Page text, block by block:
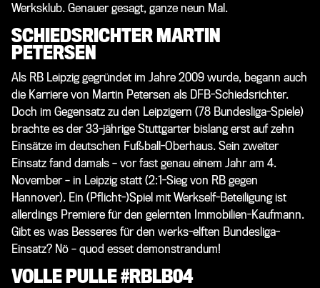
Werksklub. Genauer gesagt, ganze neun Mal.
SCHIEDSRICHTER MARTIN
PETERSEN
Als RB Leipzig gegründet im Jahre 2009 wurde, begann auch
die Karriere von Martin Petersen als DFB-Schiedsrichter.
Doch im Gegensatz zu den Leipzigern (78 Bundesliga-Spiele)
brachte es der 33-jährige Stuttgarter bislang erst auf zehn
Einsätze im deutschen Fußball-Oberhaus. Sein zweiter
Einsatz fand damals – vor fast genau einem Jahr am 4.
November – in Leipzig statt (2:1-Sieg von RB gegen
Hannover). Ein (Pflicht-)Spiel mit Werkself-Beteiligung ist
allerdings Premiere für den gelernten Immobilien-Kaufmann.
Gibt es was Besseres für den werks-elften Bundesliga-
Einsatz? Nö – quod esset demonstrandum!
VOLLE PULLE #RBLB04